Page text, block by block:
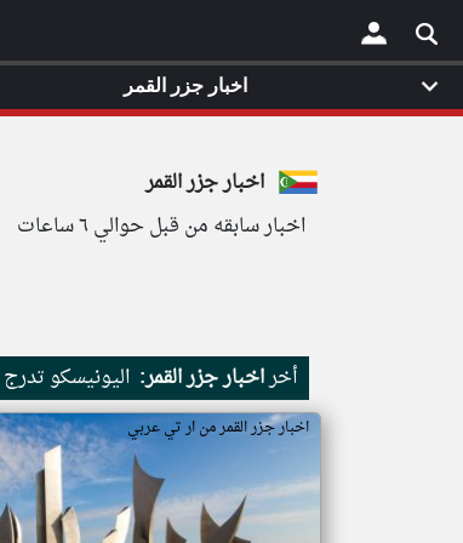
×
اخبار جزر القمر
اخبار سابقه من قبل حوالي ٦ ساعات
أخراخبار جزر القمر: اليونيسكو
اخبار جزر القمر من ار تي عربي
اخبار جزر القمر